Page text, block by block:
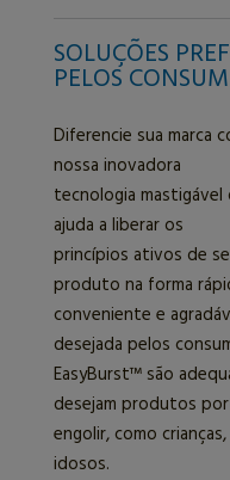
SOLUÇÕES
PELOS
Diferencie sua marca
nossa inovadora
tecnologia mastigável
ajuda a liberar os
princípios ativos de
produto na forma
conveniente e
desejada pelos
EasyBurst™ são
desejam produtos
engolir, como
idosos.